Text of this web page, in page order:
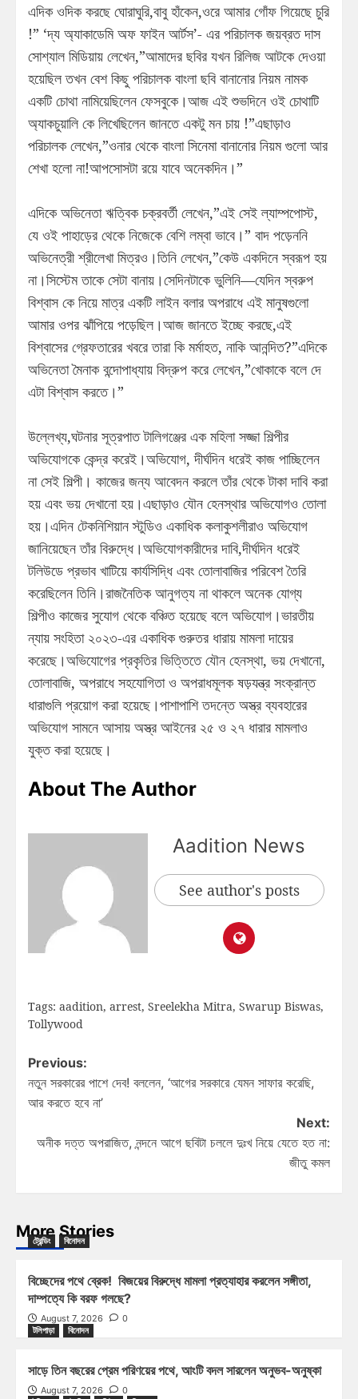
এদিক ওদিক করছে ঘোরাঘুরি,বাবু হাঁকেন,ওরে আমার গোঁফ গিয়েছে চুরি
!” ‘দ্য অ্যাকাডেমি অফ ফাইন আর্টস’- এর পরিচালক জয়ব্রত দাস
সোশ্যাল মিডিয়ায় লেখেন,”আমাদের ছবির যখন রিলিজ আটকে দেওয়া
হয়েছিল তখন বেশ কিছু পরিচালক বাংলা ছবি বানানোর নিয়ম নামক
একটি চোথা নামিয়েছিলেন ফেসবুকে।আজ এই শুভদিনে ওই চোথাটি
অ্যাকচুয়ালি কে লিখেছিলেন জানতে একটু মন চায় !”এছাড়াও
পরিচালক লেখেন,”ওনার থেকে বাংলা সিনেমা বানানোর নিয়ম গুলো আর
শেখা হলো না!আপসোসটা রয়ে যাবে অনেকদিন।”
এদিকে অভিনেতা ঋত্বিক চক্রবর্তী লেখেন,”এই সেই ল্যাম্পপোস্ট,
যে ওই পাহাড়ের থেকে নিজেকে বেশি লম্বা ভাবে।” বাদ পড়েননি
অভিনেত্রী শ্রীলেখা মিত্রও।তিনি লেখেন,”কেউ একদিনে স্বরূপ হয়
না।সিস্টেম তাকে সেটা বানায়।সেদিনটাকে ভুলিনি—যেদিন স্বরুপ
বিশ্বাস কে নিয়ে মাত্র একটি লাইন বলার অপরাধে এই মানুষগুলো
আমার ওপর ঝাঁপিয়ে পড়েছিল।আজ জানতে ইচ্ছে করছে,এই
বিশ্বাসের গ্রেফতারের খবরে তারা কি মর্মাহত, নাকি আনন্দিত?”এদিকে
অভিনেতা মৈনাক বন্দোপাধ্যায় বিদ্রুপ করে লেখেন,”খোকাকে বলে দে
এটা বিশ্বাস করতে।”
উল্লেখ্য,ঘটনার সূত্রপাত টালিগঞ্জের এক মহিলা সজ্জা শিল্পীর
অভিযোগকে কেন্দ্র করেই।অভিযোগ, দীর্ঘদিন ধরেই কাজ পাচ্ছিলেন
না সেই শিল্পী। কাজের জন্য আবেদন করলে তাঁর থেকে টাকা দাবি করা
হয় এবং ভয় দেখানো হয়।এছাড়াও যৌন হেনস্থার অভিযোগও তোলা
হয়।এদিন টেকনিশিয়ান স্টুডিও একাধিক কলাকুশলীরাও অভিযোগ
জানিয়েছেন তাঁর বিরুদ্ধে।অভিযোগকারীদের দাবি,দীর্ঘদিন ধরেই
টলিউডে প্রভাব খাটিয়ে কার্যসিদ্ধি এবং তোলাবাজির পরিবেশ তৈরি
করেছিলেন তিনি।রাজনৈতিক আনুগত্য না থাকলে অনেক যোগ্য
শিল্পীও কাজের সুযোগ থেকে বঞ্চিত হয়েছে বলে অভিযোগ।ভারতীয়
ন্যায় সংহিতা ২০২৩-এর একাধিক গুরুতর ধারায় মামলা দায়ের
করেছে।অভিযোগের প্রকৃতির ভিত্তিতে যৌন হেনস্থা, ভয় দেখানো,
তোলাবাজি, অপরাধে সহযোগিতা ও অপরাধমূলক ষড়যন্ত্র সংক্রান্ত
ধারাগুলি প্রয়োগ করা হয়েছে।পাশাপাশি তদন্তে অস্ত্র ব্যবহারের
অভিযোগ সামনে আসায় অস্ত্র আইনের ২৫ ও ২৭ ধারার মামলাও
যুক্ত করা হয়েছে।
About The Author
Aadition News
See author's posts
Tags: aadition, arrest, Sreelekha Mitra, Swarup Biswas,
Tollywood
Previous:
নতুন সরকারের পাশে দেব! বললেন, ‘আগের সরকারে যেমন সাফার করেছি,
আর করতে হবে না’
Next:
অনীক দত্ত অপরাজিত, নন্দনে আগে ছবিটা চললে দুঃখ নিয়ে যেতে হত না:
জীতু কমল
More Stories
ট্রেন্ডিং বিনোদন
বিচ্ছেদের পথে ব্রেক! বিজয়ের বিরুদ্ধে মামলা প্রত্যাহার করলেন সঙ্গীতা,
দাম্পত্যে কি বরফ গলছে?
August 7, 2026
0
টলিপাড়া
বিনোদন
সাড়ে তিন বছরের প্রেম পরিণয়ের পথে, আংটি বদল সারলেন অনুভব-অনুষ্কা
August 7, 2026
0